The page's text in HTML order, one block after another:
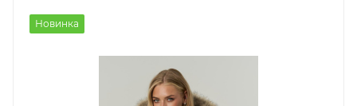
Новинка